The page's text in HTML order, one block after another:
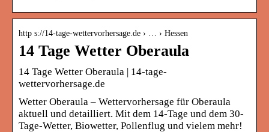
http s://14-tage-wettervorhersage.de › … › Hessen
14 Tage Wetter Oberaula
14 Tage Wetter Oberaula | 14-tage-
wettervorhersage.de
Wetter Oberaula – Wettervorhersage für Oberaula
aktuell und detailliert. Mit dem 14-Tage und dem 30-
Tage-Wetter, Biowetter, Pollenflug und vielem mehr!